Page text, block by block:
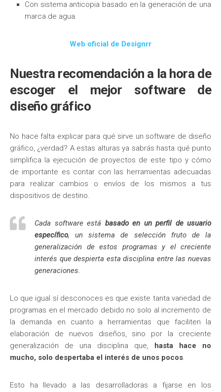
Con sistema anticopia basado en la generación de una
marca de agua.
Web oficial de Designrr
Nuestra recomendación a la hora de
escoger el mejor software de
diseño gráfico
No hace falta explicar para qué sirve un software de diseño
gráfico, ¿verdad? A estas alturas ya sabrás hasta qué punto
simplifica la ejecución de proyectos de este tipo y cómo
de importante es contar con las herramientas adecuadas
para realizar cambios o envíos de los mismos a tus
dispositivos de destino.
Cada software está basado en un perfil de usuario
específico, un sistema de selección fruto de la
generalización de estos programas y el creciente
interés que despierta esta disciplina entre las nuevas
generaciones.
Lo que igual sí desconoces es que existe tanta variedad de
programas en el mercado debido no solo al incremento de
la demanda en cuanto a herramientas que faciliten la
elaboración de nuevos diseños, sino por la creciente
generalización de una disciplina que,
hasta hace no
mucho, solo despertaba el interés de unos pocos.
Esto ha llevado a las desarrolladoras a fijarse en los